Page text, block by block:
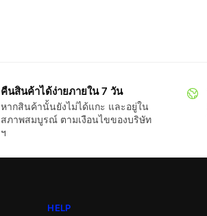
คืนสินค้าได้ง่ายภายใน 7 วัน
หากสินค้านั้นยังไม่ได้แกะ และอยู่ใน
สภาพสมบูรณ์ ตามเงือนไขของบริษัท
ฯ
HELP